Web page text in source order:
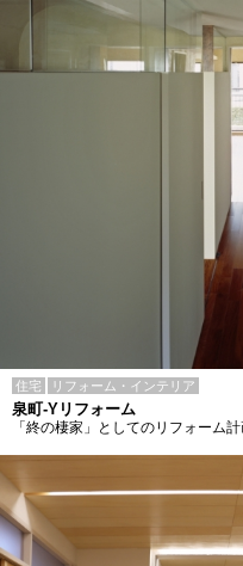
住宅 リフォーム・インテリア
泉町-Yリフォーム
「終の棲家」としてのリフォーム